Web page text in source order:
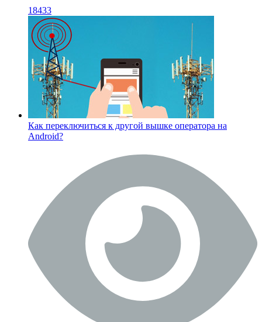
18433
Как переключиться к другой вышке оператора на
Android?